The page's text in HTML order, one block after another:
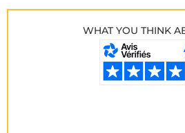
WHAT YOU THINK